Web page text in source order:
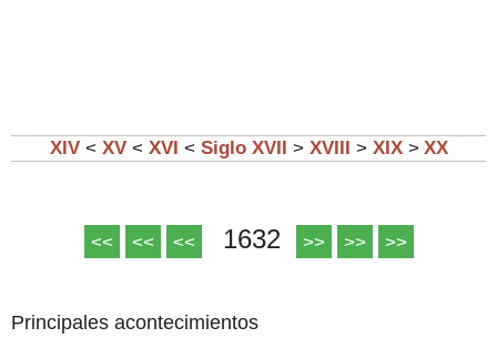
XIV< XV< XVI < Siglo XVII > XVIII > XIX > XX
<< << << 1632 >> >> >>
Principales acontecimientos